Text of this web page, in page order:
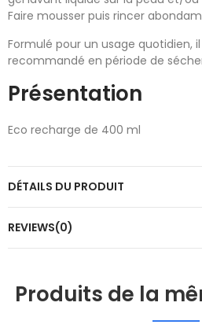
Faire mousser puis rincer
Formulé pour un usage quotidien,
recommandé en période de
Présentation
Eco recharge de 400 ml
DÉTAILS DU PRODUIT
REVIEWS(0)
Produits de la